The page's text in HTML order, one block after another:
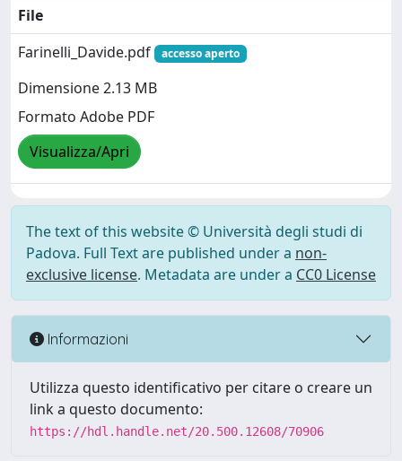
File
Farinelli_Davide.pdf
accesso aperto
Dimensione 2.13 MB
Formato Adobe PDF
Visualizza/Apri
The text of this website © Università degli studi di
Padova. Full Text are published under a non-
exclusive license. Metadata are under a CC0 License
Informazioni
Utilizza questo identificativo per citare o creare un
link a questo documento:
https://hdl.handle.net/20.500.12608/70906